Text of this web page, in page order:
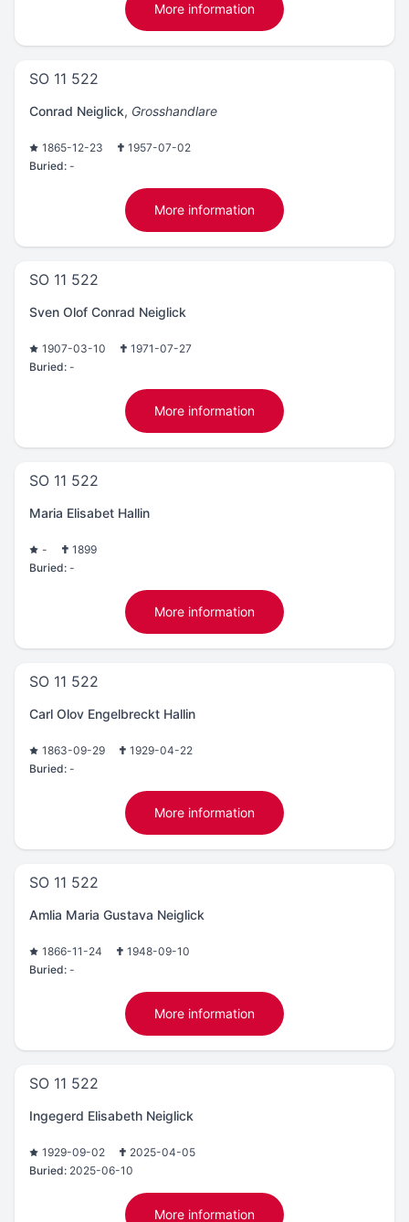
More information
SO 11 522
Conrad Neiglick, Grosshandlare
1865-12-23
1957-07-02
Buried: -
More information
SO 11 522
Sven Olof Conrad Neiglick
1907-03-10
1971-07-27
Buried: -
More information
SO 11 522
Maria Elisabet Hallin
-
1899
Buried: -
More information
SO 11 522
Carl Olov Engelbreckt Hallin
1863-09-29
1929-04-22
Buried: -
More information
SO 11 522
Amlia Maria Gustava Neiglick
1866-11-24
1948-09-10
Buried: -
More information
SO 11 522
Ingegerd Elisabeth Neiglick
1929-09-02
2025-04-05
Buried: 2025-06-10
More information